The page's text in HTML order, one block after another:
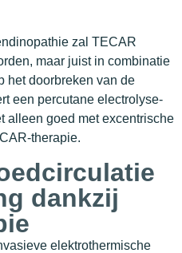
zal TECAR
maar juist in combinatie
het doorbreken van de
een percutane electrolyse-
alleen goed met excentrische
therapie.
dankzij
elektrothermische